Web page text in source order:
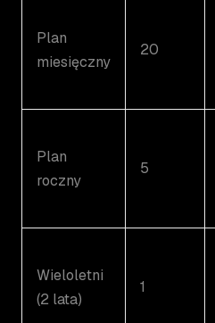
Plan
miesięczny
20
Plan
roczny
5
Wieloletni
(2 lata)
1